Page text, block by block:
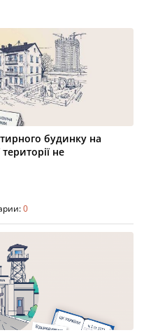
будинку на
не
0